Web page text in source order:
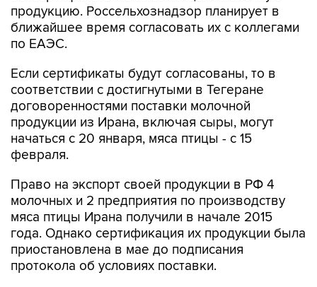
продукцию. Россельхознадзор планирует в
ближайшее время согласовать их с коллегами
по ЕАЭС.
Если сертификаты будут согласованы, то в
соответствии с достигнутыми в Тегеране
договоренностями поставки молочной
продукции из Ирана, включая сыры, могут
начаться с 20 января, мяса птицы - с 15
февраля.
Право на экспорт своей продукции в РФ 4
молочных и 2 предприятия по производству
мяса птицы Ирана получили в начале 2015
года. Однако сертификация их продукции была
приостановлена в мае до подписания
протокола об условиях поставки.